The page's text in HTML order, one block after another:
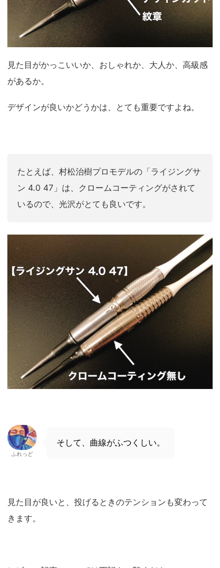
見た目がかっこいいか、おしゃれか、大人か、高級感
があるか。
デザインが良いかどうかは、とても重要ですよね。
たとえば、村松治樹プロモデルの「ライジングサ
ン 4.0 47」は、クロームコーティングがされて
いるので、光沢がとても良いです。
ふれっど
そして、曲線がふつくしい。
見た目が良いと、投げるときのテンションも変わって
きます。